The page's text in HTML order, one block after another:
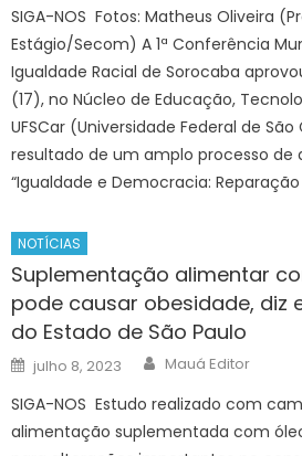
SIGA-NOS Fotos: Matheus Oliveira
Estágio/Secom) A 1ª Conferência
Igualdade Racial de Sorocaba
(17), no Núcleo de Educação,
UFSCar (Universidade Federal de
resultado de um amplo processo de
“Igualdade e Democracia:
NOTÍCIAS
Suplementação alimentar
pode causar obesidade, diz
do Estado de São Paulo
Posted
on
julho 8, 2023 Author
Mauá Editor
SIGA-NOS Estudo realizado com
alimentação suplementada com